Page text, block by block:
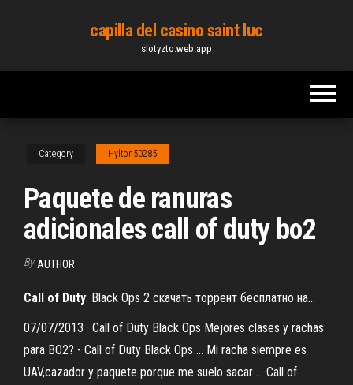
content
capilla del casino saint luc
slotyzto.web.app
Category Hylton50285
Paquete de ranuras
adicionales call of duty bo2
By AUTHOR
Call of Duty: Black Ops 2 скачать торрент бесплатно на…
07/07/2013 · Call of Duty Black Ops Mejores clases y rachas
para BO2? - Call of Duty Black Ops ... Mi racha siempre es
UAV,cazador y paquete porque me suelo sacar ... Call of